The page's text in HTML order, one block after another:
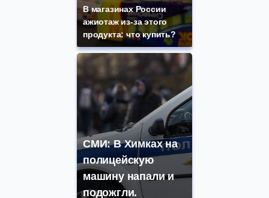
В магазинах России
ажиотаж из-за этого
продукта: что купить?
СМИ: В Химках на
полицейскую
машину напали и
подожгли.